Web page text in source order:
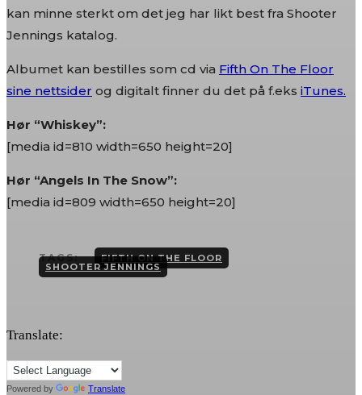
kan minne sterkt om det jeg har likt best fra Shooter
Jennings katalog.
Albumet kan bestilles som cd via Fifth On The Floor
sine nettsider og digitalt finner du det på f.eks iTunes.
Hør “Whiskey”:
[media id=810 width=650 height=20]
Hør “Angels In The Snow”:
[media id=809 width=650 height=20]
TAGS: FIFTH ON THE FLOOR
SHOOTER JENNINGS
Translate:
Powered by Translate